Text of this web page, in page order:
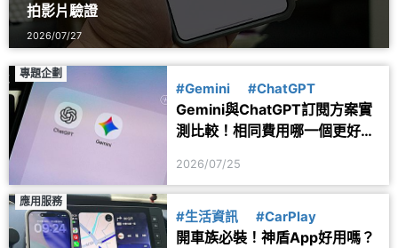
拍影片驗證
2026/07/27
專題企劃
#Gemini #ChatGPT
Gemini與ChatGPT訂閱方案實
測比較！相同費用哪一個更好
2026/07/25
應用服務
#生活資訊 #CarPlay
開車族必裝！神盾App好用嗎？